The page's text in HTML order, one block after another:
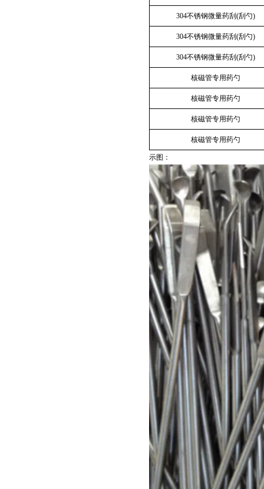
304不锈钢微量药刮(刮勺)
304不锈钢微量药刮(刮勺)
304不锈钢微量药刮(刮勺)
核磁管专用药勺
核磁管专用药勺
核磁管专用药勺
核磁管专用药勺
示图：